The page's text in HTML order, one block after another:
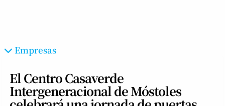
Empresas
El Centro Casaverde
Intergeneracional de Móstoles